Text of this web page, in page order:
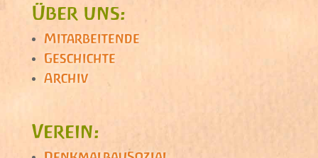
Über uns:
Mitarbeitende
Geschichte
Archiv
Verein: